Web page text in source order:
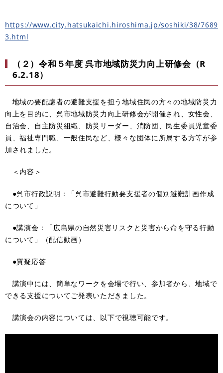
https://www.city.hatsukaichi.hiroshima.jp/soshiki/38/7689
3.html
（２）令和５年度 呉市地域防災力向上研修会（R
6.2.18）
地域の要配慮者の避難支援を担う地域住民の方々の地域防災力
向上を目的に、呉市地域防災力向上研修会が開催され、女性会、
自治会、自主防災組織、防災リーダー、消防団、民生委員児童委
員、福祉専門職、一般住民など、様々な団体に所属する方等が参
加されました。
＜内容＞
●呉市行政説明：「呉市避難行動要支援者の個別避難計画作成
について」
●講演会：「広島県の自然災害リスクと災害から命を守る行動
について」（配信動画）
●質疑応答
講演中には、簡単なワークを会場で行い、参加者から、地域で
できる支援についてご発表いただきました。
講演会の内容については、 以下で視聴可能です。